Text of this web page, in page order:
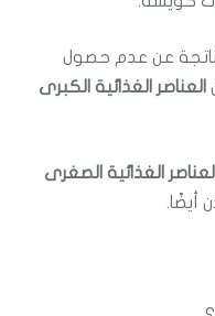
عن عدم حصول
العناصر الغذائية الكبرى
العناصر الغذائية الصغرى
أيضًا.